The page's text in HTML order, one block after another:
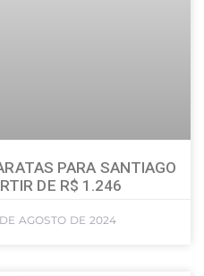
PARA SANTIAGO
DE R$ 1.246
AGOSTO DE 2024